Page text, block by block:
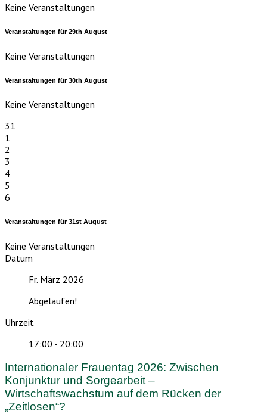
Keine Veranstaltungen
Veranstaltungen für29th August
Keine Veranstaltungen
Veranstaltungen für30th August
Keine Veranstaltungen
31
1
2
3
4
5
6
Veranstaltungen für31st August
Keine Veranstaltungen
Datum
Fr. März 2026
Abgelaufen!
Uhrzeit
17:00 - 20:00
Internationaler Frauentag 2026: Zwischen
Konjunktur und Sorgearbeit –
Wirtschaftswachstum auf dem Rücken der
„Zeitlosen“?